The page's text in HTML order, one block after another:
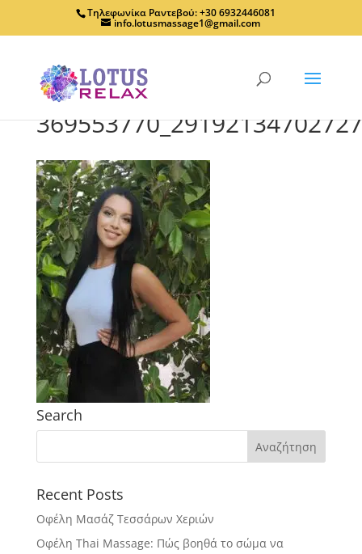
Τηλεφωνίκα Ραντεβού: +30 6932446081
info.lotusmassage1@gmail.com
Search
Recent Posts
Οφέλη Μασάζ Τεσσάρων Χεριών
Οφέλη Thai Massage: Πώς βοηθά το σώμα να